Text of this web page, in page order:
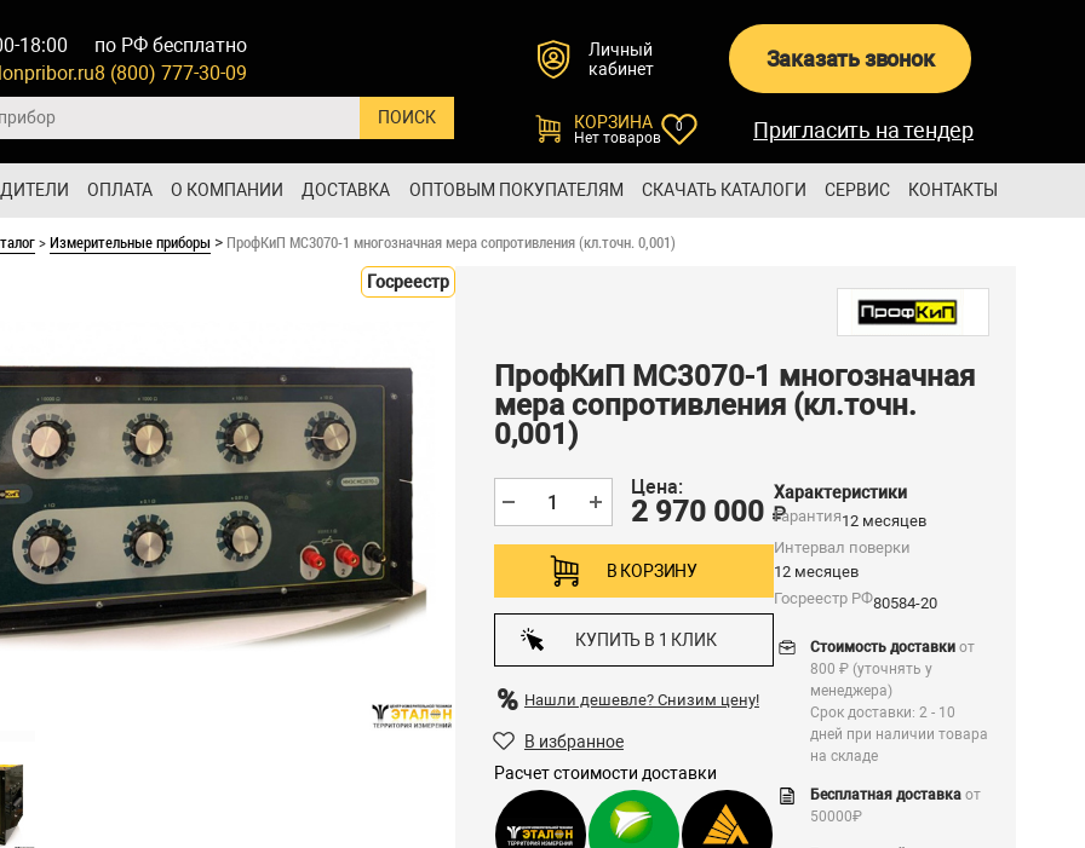
18:00
по РФ бесплатно
8 (800) 777-30-09
Личный
кабинет
Заказать звонок
КОРЗИНА
Нет товаров
0 Пригласить на тендер
ОПЛАТА О КОМПАНИИ ДОСТАВКА ОПТОВЫМ ПОКУПАТЕЛЯМ СКАЧАТЬ КАТАЛОГИ СЕРВИС КОНТАКТЫ
>Измерительные приборы > ПрофКиП МС3070-1 многозначная мера сопротивления (кл.точн. 0,001)
Госреестр
ПрофКиП МС3070-1 многозначная
мера сопротивления (кл.точн.
0,001)
Цена:
2 970 000 ₽
В КОРЗИНУ
КУПИТЬ В 1 КЛИК
Нашли дешевле? Снизим цену!
В избранное
Расчет стоимости доставки
Характеристики
Гарантия12 месяцев
Интервал поверки
12 месяцев
Госреестр РФ80584-20
Стоимость доставкиот
800 ₽ (уточнять у
менеджера)
Срок доставки: 2 - 10
дней при наличии товара
на складе
Бесплатная доставкаот
50000₽